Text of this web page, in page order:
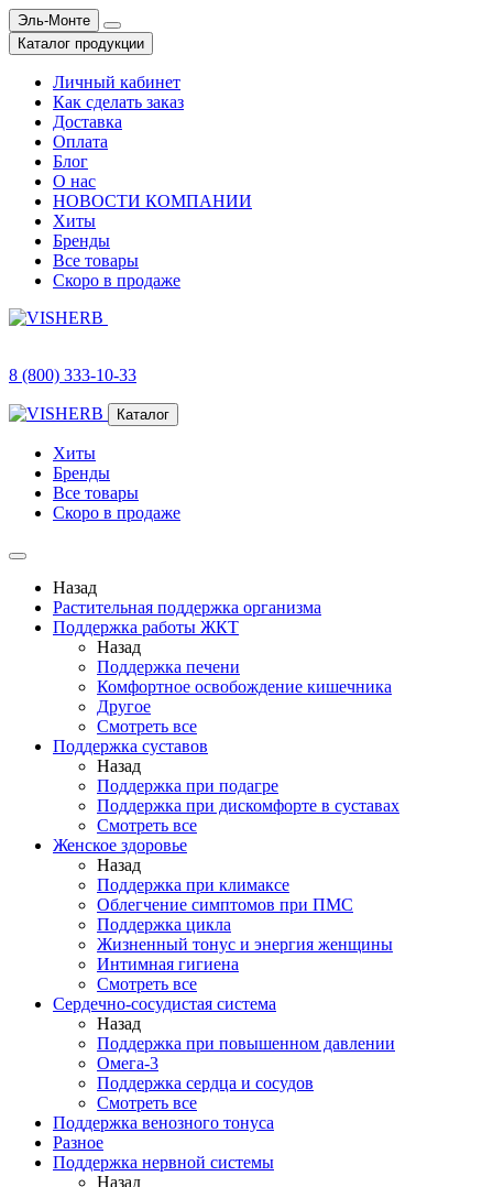
Эль-Монте
Каталог продукции
Личный кабинет
Как сделать заказ
Доставка
Оплата
Блог
О нас
НОВОСТИ КОМПАНИИ
Хиты
Бренды
Все товары
Скоро в продаже
8 (800) 333-10-33
Каталог
Хиты
Бренды
Все товары
Скоро в продаже
Назад
Растительная поддержка организма
Поддержка работы ЖКТ
Назад
Поддержка печени
Комфортное освобождение кишечника
Другое
Смотреть все
Поддержка суставов
Назад
Поддержка при подагре
Поддержка при дискомфорте в суставах
Смотреть все
Женское здоровье
Назад
Поддержка при климаксе
Облегчение симптомов при ПМС
Поддержка цикла
Жизненный тонус и энергия женщины
Интимная гигиена
Смотреть все
Сердечно-сосудистая система
Назад
Поддержка при повышенном давлении
Омега-3
Поддержка сердца и сосудов
Смотреть все
Поддержка венозного тонуса
Разное
Поддержка нервной системы
Назад